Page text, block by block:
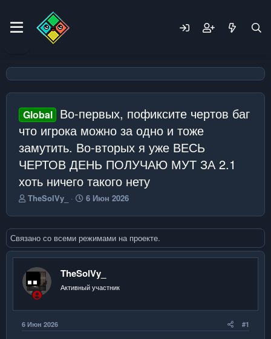
Global Во-первых, пофиксите чертов баг
что игрока можно за одно и тоже
замутить. Во-вторых я уже ВЕСЬ
ЧЕРТОВ ДЕНЬ ПОЛУЧАЮ МУТ ЗА 2.1
хоть ничего такого нету
А
т
о
р
т
м
ы
TheSolVy_
Д
т
а
н
а
а
л
6 Июн 2026
Связано со всеми режимами на проекте.
TheSolVy_
Активный участник
6 Июн 2026 #1